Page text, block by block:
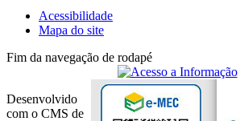
Acessibilidade
Mapa do site
Fim da navegação de rodapé
Desenvolvido
com o CMS de